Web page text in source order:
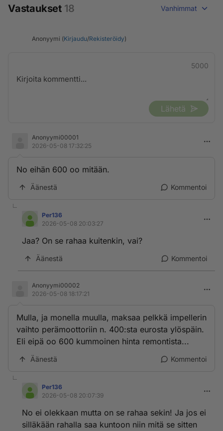
Vastaukset 18 Vanhimmat
Anonyymi (Kirjaudu/Rekisteröidy)
5000
Lähetä
Anonyymi00001
2026-05-08 17:32:25
No eihän 600 oo mitään.
Äänestä Kommentoi
Per136
2026-05-08 20:03:27
Jaa? On se rahaa kuitenkin, vai?
Äänestä Kommentoi
Anonyymi00002
2026-05-08 18:17:21
Mulla, ja monella muulla, maksaa pelkkä impellerin
vaihto perämoottoriin n. 400:sta eurosta ylöspäin.
Eli eipä oo 600 kummoinen hinta remontista...
Äänestä Kommentoi
Per136
2026-05-08 20:07:39
No ei olekkaan mutta on se rahaa sekin! Ja jos ei
silläkään rahalla saa kuntoon niin mitä se sitten